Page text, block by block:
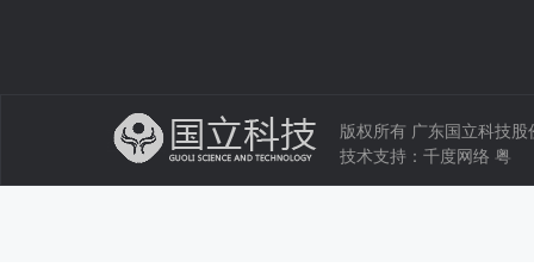
版权所有 广东国立科技
技术支持： 千度网络 粤